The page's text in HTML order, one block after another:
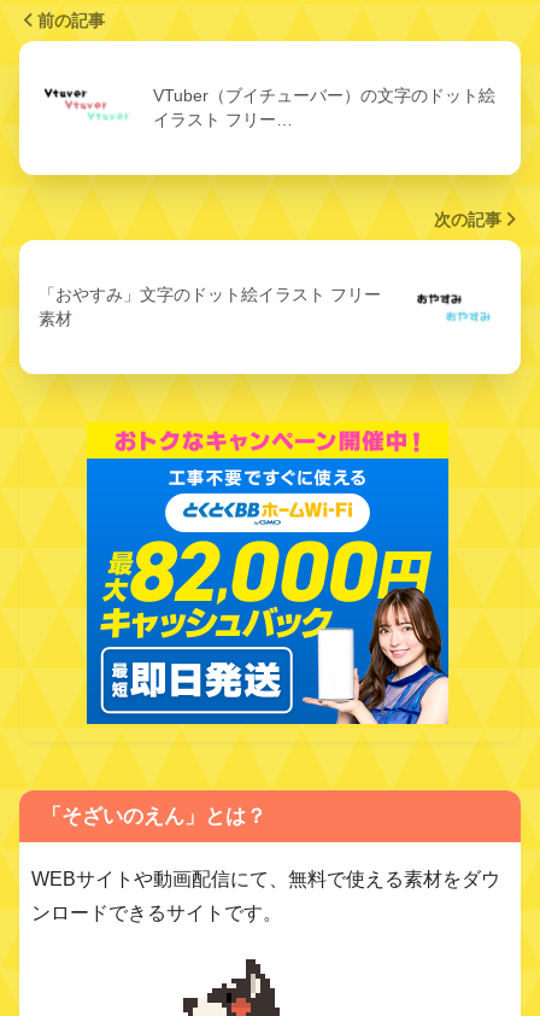
前の記事
VTuber（ブイチューバー）の文字のドット絵
イラスト フリー…
次の記事
「おやすみ」文字のドット絵イラスト フリー
素材
「そざいのえん」とは？
WEBサイトや動画配信にて、無料で使える素材をダウ
ンロードできるサイトです。